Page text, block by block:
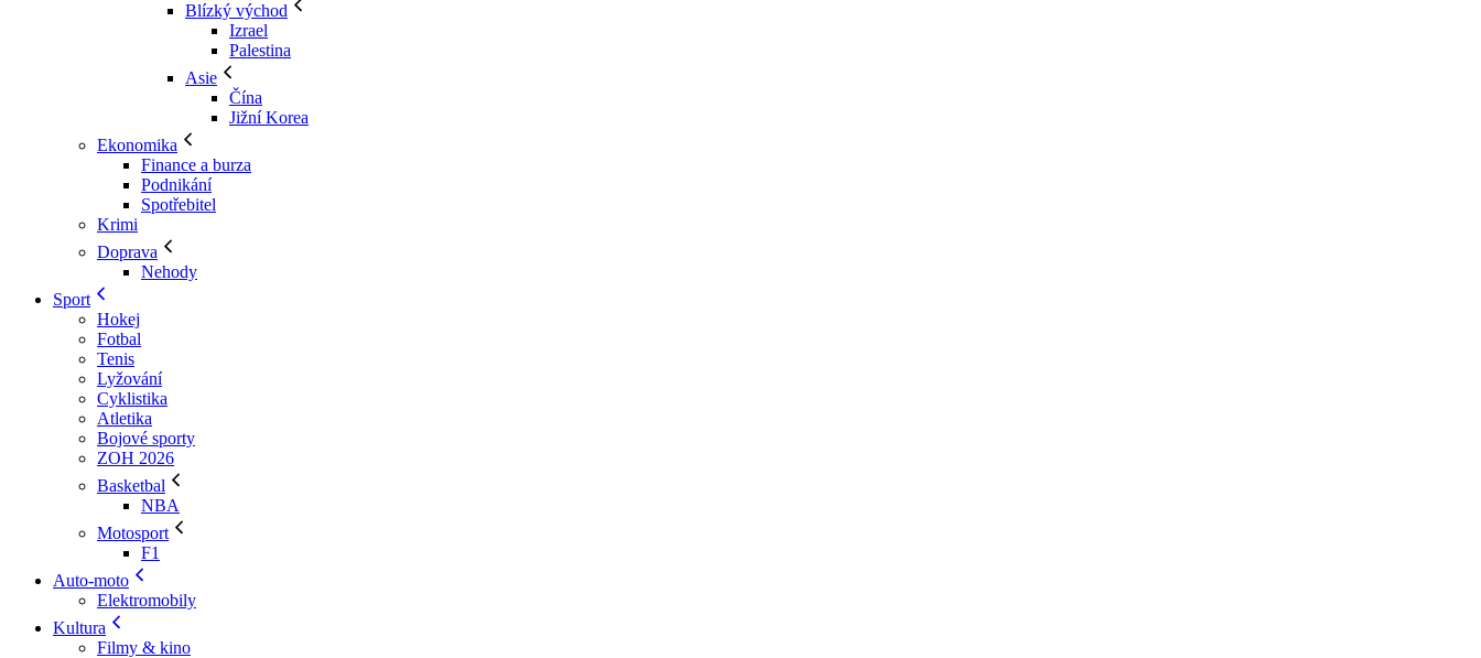
Blízký východ
Izrael
Palestina
Asie
Čína
Jižní Korea
Ekonomika
Finance a burza
Podnikání
Spotřebitel
Krimi
Doprava
Nehody
Sport
Hokej
Fotbal
Tenis
Lyžování
Cyklistika
Atletika
Bojové sporty
ZOH 2026
Basketbal
NBA
Motosport
F1
Auto-moto
Elektromobily
Kultura
Filmy & kino